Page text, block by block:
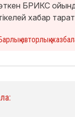
БРИКС
хабар
авторлық